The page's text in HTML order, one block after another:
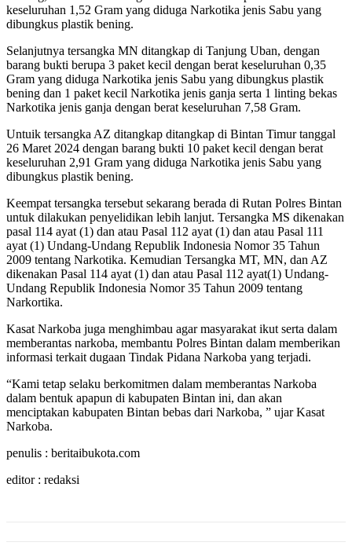
keseluruhan 1,52 Gram yang diduga Narkotika jenis Sabu yang
dibungkus plastik bening.
Selanjutnya tersangka MN ditangkap di Tanjung Uban, dengan
barang bukti berupa 3 paket kecil dengan berat keseluruhan 0,35
Gram yang diduga Narkotika jenis Sabu yang dibungkus plastik
bening dan 1 paket kecil Narkotika jenis ganja serta 1 linting bekas
Narkotika jenis ganja dengan berat keseluruhan 7,58 Gram.
Untuik tersangka AZ ditangkap ditangkap di Bintan Timur tanggal
26 Maret 2024 dengan barang bukti 10 paket kecil dengan berat
keseluruhan 2,91 Gram yang diduga Narkotika jenis Sabu yang
dibungkus plastik bening.
Keempat tersangka tersebut sekarang berada di Rutan Polres Bintan
untuk dilakukan penyelidikan lebih lanjut. Tersangka MS dikenakan
pasal 114 ayat (1) dan atau Pasal 112 ayat (1) dan atau Pasal 111
ayat (1) Undang-Undang Republik Indonesia Nomor 35 Tahun
2009 tentang Narkotika. Kemudian Tersangka MT, MN, dan AZ
dikenakan Pasal 114 ayat (1) dan atau Pasal 112 ayat(1) Undang-
Undang Republik Indonesia Nomor 35 Tahun 2009 tentang
Narkortika.
Kasat Narkoba juga menghimbau agar masyarakat ikut serta dalam
memberantas narkoba, membantu Polres Bintan dalam memberikan
informasi terkait dugaan Tindak Pidana Narkoba yang terjadi.
“Kami tetap selaku berkomitmen dalam memberantas Narkoba
dalam bentuk apapun di kabupaten Bintan ini, dan akan
menciptakan kabupaten Bintan bebas dari Narkoba, ” ujar Kasat
Narkoba.
penulis : beritaibukota.com
editor : redaksi